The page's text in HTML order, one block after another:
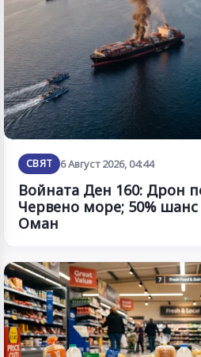
СВЯТ 6 Август 2026, 04:44
Войната Ден 160: Дрон
Червено море; 50%
Оман